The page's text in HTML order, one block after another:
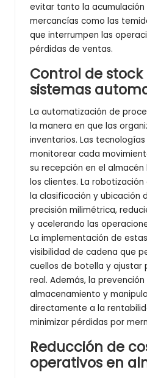
evitar tanto la acumulación
mercancías como las
que interrumpen las
pérdidas de ventas.
Control de
sistemas
La automatización de
la manera en que las
inventarios. Las
monitorear cada
su recepción en el
los clientes. La
la clasificación y ubicación
precisión milimétrica,
y acelerando las
La implementación de
visibilidad de cadena que
cuellos de botella y ajustar
real. Además, la
almacenamiento y
directamente a la
minimizar pérdidas por
Reducción de
operativos en